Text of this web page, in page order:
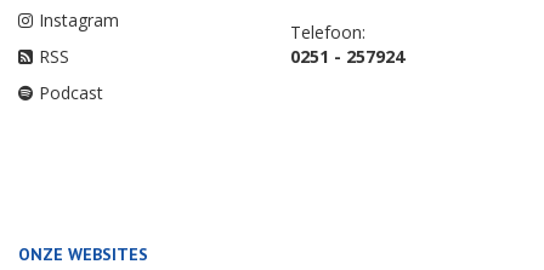
Instagram
RSS
Podcast
Telefoon:
0251 - 257924
ONZE WEBSITES